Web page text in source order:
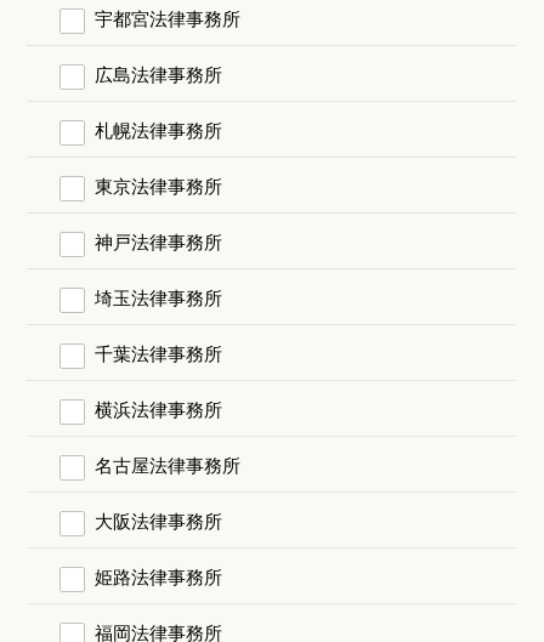
宇都宮法律事務所
広島法律事務所
札幌法律事務所
東京法律事務所
神戸法律事務所
埼玉法律事務所
千葉法律事務所
横浜法律事務所
名古屋法律事務所
大阪法律事務所
姫路法律事務所
福岡法律事務所